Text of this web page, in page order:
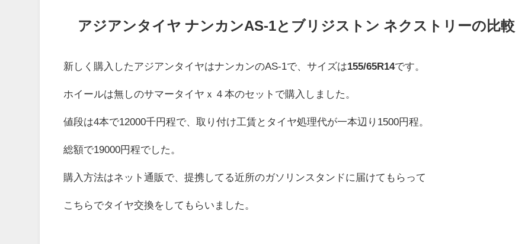
アジアンタイヤ ナンカンAS-1とブリジストン ネクストリーの比較
新しく購入したアジアンタイヤはナンカンのAS-1で、サイズは155/65R14です。
ホイールは無しのサマータイヤｘ４本のセットで購入しました。
値段は4本で12000千円程で、取り付け工賃とタイヤ処理代が一本辺り1500円程。
総額で19000円程でした。
購入方法はネット通販で、提携してる近所のガソリンスタンドに届けてもらって
こちらでタイヤ交換をしてもらいました。